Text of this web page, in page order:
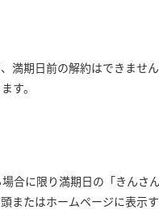
満期日前の解約はできませ
す。
合に限り満期日の「きんさ
またはホームページに表示